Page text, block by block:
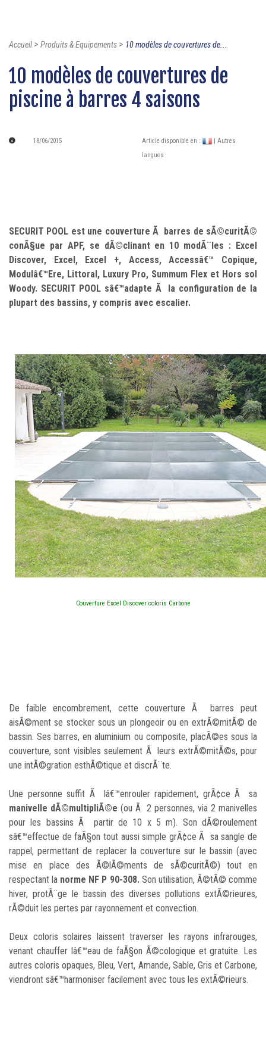
Accueil> Produits & Equipements> 10 modèles de couvertures de...
10 modèles de couvertures de
piscine à barres 4 saisons
18/06/2015 Article disponible en :
| Autres
langues
SECURIT POOL est une couverture Ã barres de sÃ©curitÃ©
conÃ§ue par APF, se dÃ©clinant en 10 modÃ¨les : Excel
Discover, Excel, Excel +, Access, Accessâ€™ Copique,
Modulâ€™Ere, Littoral, Luxury Pro, Summum Flex et Hors sol
Woody. SECURIT POOL sâ€™adapte Ã la configuration de la
plupart des bassins, y compris avec escalier.
Couverture Excel Discover coloris Carbone
De faible encombrement, cette couverture Ã barres peut
aisÃ©ment se stocker sous un plongeoir ou en extrÃ©mitÃ© de
bassin. Ses barres, en aluminium ou composite, placÃ©es sous la
couverture, sont visibles seulement Ã leurs extrÃ©mitÃ©s, pour
une intÃ©gration esthÃ©tique et discrÃ¨te.
Une personne suffit Ã lâ€™enrouler rapidement, grÃ¢ce Ã sa
manivelle dÃ©multipliÃ©e (ou Ã 2 personnes, via 2 manivelles
pour les bassins Ã partir de 10 x 5 m). Son dÃ©roulement
sâ€™effectue de faÃ§on tout aussi simple grÃ¢ce Ã sa sangle de
rappel, permettant de replacer la couverture sur le bassin (avec
mise en place des Ã©lÃ©ments de sÃ©curitÃ©) tout en
respectant la norme NF P 90-308.Son utilisation, Ã©tÃ© comme
hiver, protÃ¨ge le bassin des diverses pollutions extÃ©rieures,
rÃ©duit les pertes par rayonnement et convection.
Deux coloris solaires laissent traverser les rayons infrarouges,
venant chauffer lâ€™eau de faÃ§on Ã©cologique et gratuite. Les
autres coloris opaques, Bleu, Vert, Amande, Sable, Gris et Carbone,
viendront sâ€™harmoniser facilement avec tous les extÃ©rieurs.